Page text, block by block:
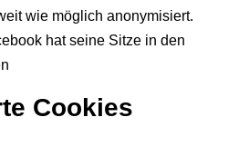
wie möglich anonymisiert.
hat seine Sitze in den
Cookies